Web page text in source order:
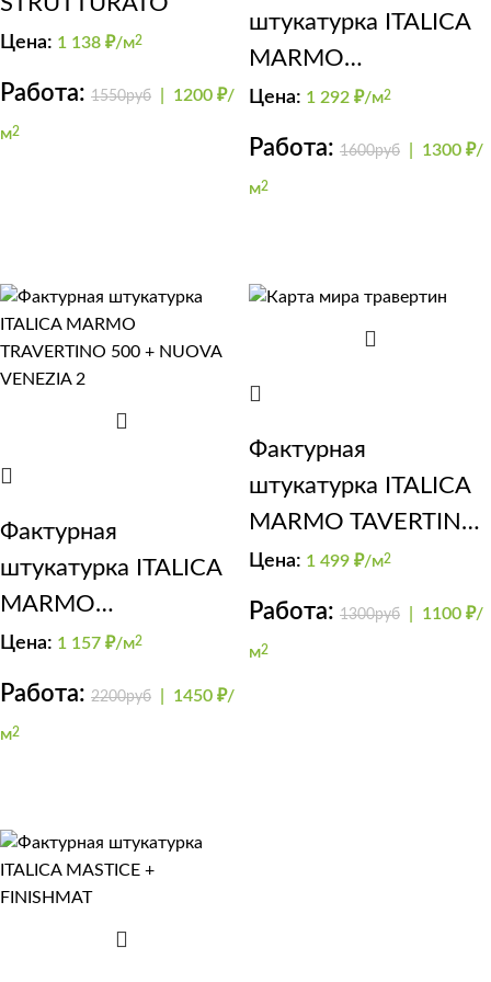
Цена: 1 138 ₽/м2
Работа: 1550руб 1200 ₽/
м2
штукатурка ITALICA
MARMO
TRAVERTINO 500 +
Цена: 1 292 ₽/м2
Работа: 1600руб 1300 ₽/
м2
Фактурная
штукатурка ITALICA
MARMO
TRAVERTINO 500 +
Цена: 1 157 ₽/м2
Работа: 2200руб 1450 ₽/
м2
Фактурная
штукатурка ITALICA
MARMO TAVERTINO
1000
Цена: 1 499 ₽/м2
Работа: 1300руб 1100 ₽/
м2